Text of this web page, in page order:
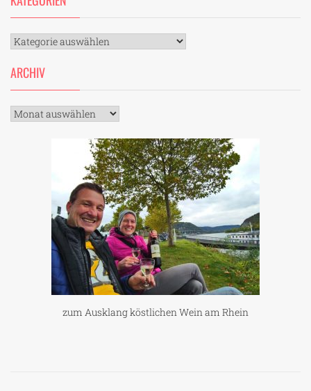
Kategorien
ARCHIV
Archiv
zum Ausklang köstlichen Wein am Rhein